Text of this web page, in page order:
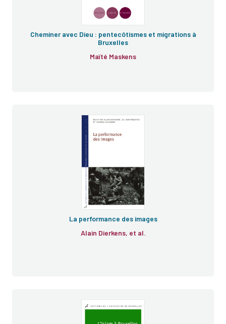
Cheminer avec Dieu : pentecôtismes et migrations à
Bruxelles
Maïté Maskens
La performance des images
Alain Dierkens, et al.